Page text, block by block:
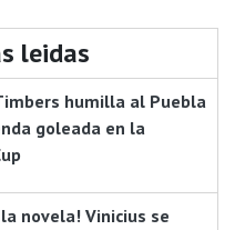
leidas
humilla al Puebla
goleada en la
la novela! Vinicius se